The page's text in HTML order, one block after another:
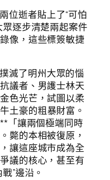
位逝者貼上了“可怕
逐步清楚兩起案件
像，這些標簽敏捷
滅了明州大眾的惱
議者、男護士林天
色光芒，試圖以柔
土豪的粗暴財富。
「讓兩個極端同時
斃的本相被復原，
讓這座城市成為全
議的核心，甚至有
”邊沿。